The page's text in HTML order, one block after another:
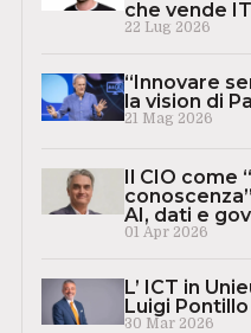
che vende
22 Lug 2026
“Innovare
la vision di
21 Mag 2026
Il CIO come
AI, dati e
01 Apr 2026
L’ ICT in
Luigi Pontillo
30 Mar 2026